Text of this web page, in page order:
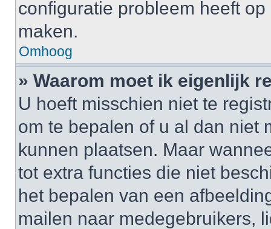
configuratie probleem heeft
maken.
Omhoog
» Waarom moet ik eigenlijk
U hoeft misschien niet te
om te bepalen of u al dan niet
kunnen plaatsen. Maar
tot extra functies die niet
het bepalen van een
mailen naar medegebruikers,